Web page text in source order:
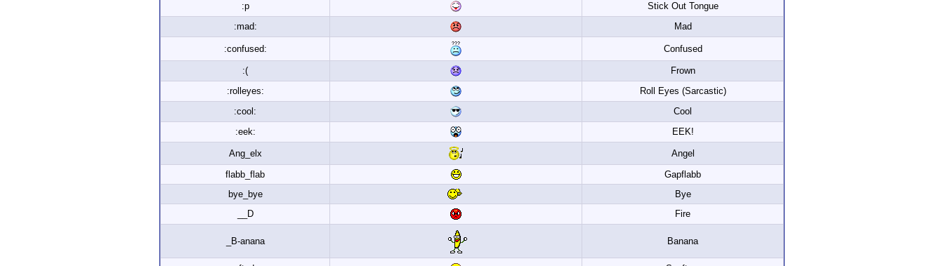
:p
Stick Out Tongue
:mad:
Mad
:confused: Confused
:(
Frown
:rolleyes:
Roll Eyes (Sarcastic)
:cool:
Cool
:eek:
EEK!
Ang_elx
Angel
flabb_flab
Gapflabb
bye_bye
Bye
__D
Fire
_B-anana Banana